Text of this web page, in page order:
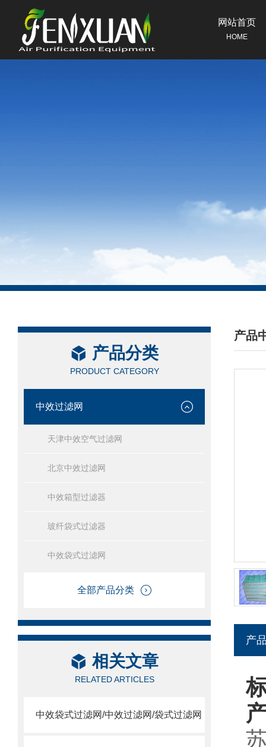
网站首页
HOME
产品分类
PRODUCT CATEGORY
中效过滤网
天津中效空气过滤网
北京中效过滤网
中效箱型过滤器
玻纤袋式过滤器
中效袋式过滤网
全部产品分类
相关文章
RELATED ARTICLES
中效袋式过滤网/中效过滤网/袋式过滤网
产品
/
产